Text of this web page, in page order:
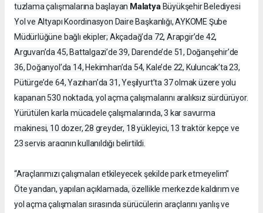
tuzlama çalışmalarına başlayan MalatyaBüyükşehir Belediyesi
Yol ve Altyapı Koordinasyon Daire Başkanlığı, AYKOME Şube
Müdürlüğüne bağlı ekipler; Akçadağ’da 72, Arapgir’de 42,
Arguvan’da 45, Battalgazi’de 39, Darende’de 51, Doğanşehir’de
36, Doğanyol’da 14, Hekimhan’da 54, Kale’de 22, Kuluncak’ta 23,
Pütürge’de 64, Yazıhan’da 31, Yeşilyurt’ta 37 olmak üzere yolu
kapanan 530 noktada, yol açma çalışmalarını aralıksız sürdürüyor.
Yürütülen karla mücadele çalışmalarında, 3 kar savurma
makinesi, 10 dozer, 28 greyder, 18 yükleyici, 13 traktör kepçe ve
23 servis aracının kullanıldığı belirtildi.
“Araçlarımızı çalışmaları etkileyecek şekilde park etmeyelim”
Öte yandan, yapılan açıklamada, özellikle merkezde kaldırım ve
yol açma çalışmaları sırasında sürücülerin araçlarını yanlış ve